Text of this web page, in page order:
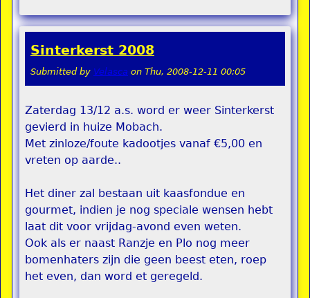
Sinterkerst 2008
Submitted by Velasca on Thu, 2008-12-11 00:05
Zaterdag 13/12 a.s. word er weer Sinterkerst
gevierd in huize Mobach.
Met zinloze/foute kadootjes vanaf €5,00 en
vreten op aarde..
Het diner zal bestaan uit kaasfondue en
gourmet, indien je nog speciale wensen hebt
laat dit voor vrijdag-avond even weten.
Ook als er naast Ranzje en Plo nog meer
bomenhaters zijn die geen beest eten, roep
het even, dan word et geregeld.